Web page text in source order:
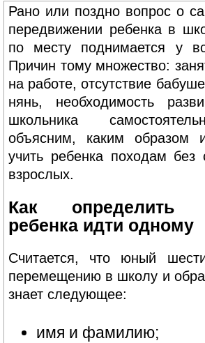
Рано или поздно вопрос о
передвижении ребенка в
по месту поднимается у
Причин тому множество:
на работе, отсутствие
нянь, необходимость
школьника
объясним, каким образом
учить ребенка походам без
взрослых.
Как определить
ребенка идти одному
Считается, что юный
перемещению в школу и
знает следующее:
имя и фамилию;